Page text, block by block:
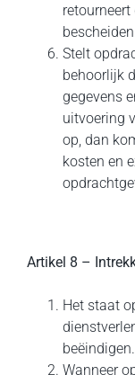
Stelt
behoorlijk
gegevens
uitvoering
op, dan
kosten en
Artikel 8 –
Het staat
beëindigen.
Wanneer